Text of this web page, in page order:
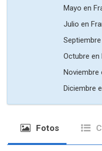
Mayo en
Julio en
Septiembre
Octubre en
Noviembre
Diciembre
Fotos